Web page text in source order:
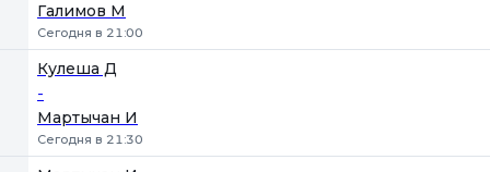
Галимов М
Сегодня в 21:00
Кулеша Д
-
Мартычан И
Сегодня в 21:30